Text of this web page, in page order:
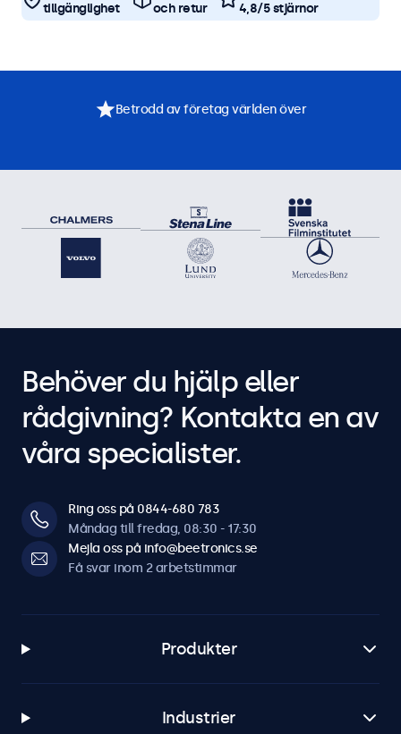
tillgänglighet
och retur
4,8/5 stjärnor
Betrodd av företag världen över
Behöver du hjälp eller
rådgivning? Kontakta en av
våra specialister.
Ring oss på 0844-680 783
Måndag till fredag, 08:30 - 17:30
Mejla oss på info@beetronics.se
Få svar inom 2 arbetstimmar
Produkter
Industrier